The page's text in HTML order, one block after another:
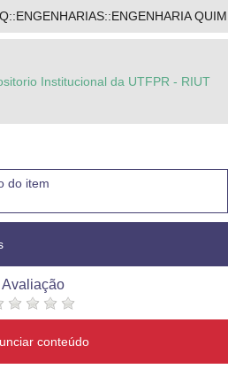
Institucional da UTFPR - RIUT
do item
Avaliação
conteúdo